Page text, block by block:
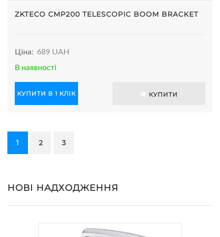
ZKTECO CMP200 TELESCOPIC BOOM BRACKET
Ціна: 689 UAH
В наявності
КУПИТИ В 1 КЛІК КУПИТИ
1 2 3
НОВІ НАДХОДЖЕННЯ